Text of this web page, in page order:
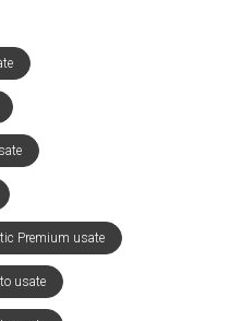
Premium usate
usate